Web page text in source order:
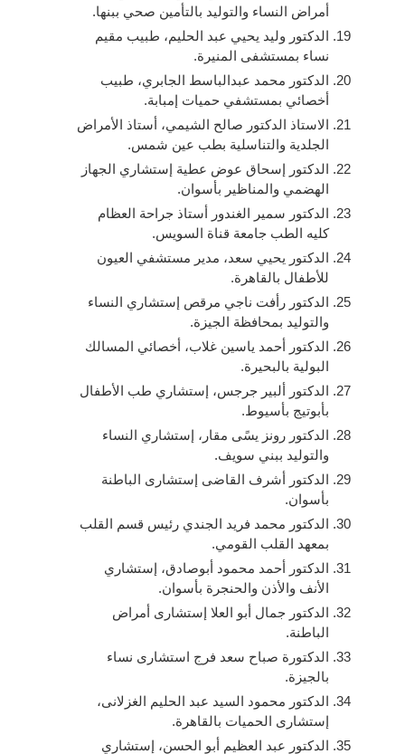
أمراض النساء والتوليد بالتأمين صحي ببنها.
الدكتور وليد يحيي عبد الحليم، طبيب مقيم
نساء بمستشفى المنيرة.
الدكتور محمد عبدالباسط الجابري، طبيب
أخصائي بمستشفي حميات إمبابة.
الاستاذ الدكتور صالح الشيمي، أستاذ الأمراض
الجلدية والتناسلية بطب عين شمس.
الدكتور إسحاق عوض عطية إستشاري الجهاز
الهضمي والمناظير بأسوان.
الدكتور سمير الغندور أستاذ جراحة العظام
كليه الطب جامعة قناة السويس.
الدكتور يحيي سعد، مدير مستشفي العيون
للأطفال بالقاهرة.
الدكتور رأفت ناجي مرقص إستشاري النساء
والتوليد بمحافظة الجيزة.
الدكتور أحمد ياسين غلاب، أخصائي المسالك
البولية بالبحيرة.
الدكتور ألبير جرجس، إستشاري طب الأطفال
بأبوتيج بأسيوط.
الدكتور رونز يسًى مقار، إستشاري النساء
والتوليد ببني سويف.
الدكتور أشرف القاضى إستشارى الباطنة
بأسوان.
الدكتور محمد فريد الجندي رئيس قسم القلب
بمعهد القلب القومي.
الدكتور أحمد محمود أبوصادق، إستشاري
الأنف والأذن والحنجرة بأسوان.
الدكتور جمال أبو العلا إستشارى أمراض
الباطنة.
الدكتورة صباح سعد فرج استشارى نساء
بالجيزة.
الدكتور محمود السيد عبد الحليم الغزلانى،
إستشارى الحميات بالقاهرة.
الدكتور عبد العظيم أبو الحسن، إستشاري